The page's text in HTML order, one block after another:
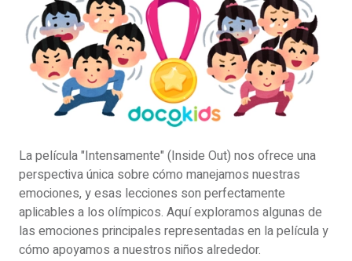
La película "Intensamente" (Inside Out) nos ofrece una
perspectiva única sobre cómo manejamos nuestras
emociones, y esas lecciones son perfectamente
aplicables a los olímpicos. Aquí exploramos algunas de
las emociones principales representadas en la película y
cómo apoyamos a nuestros niños alrededor.